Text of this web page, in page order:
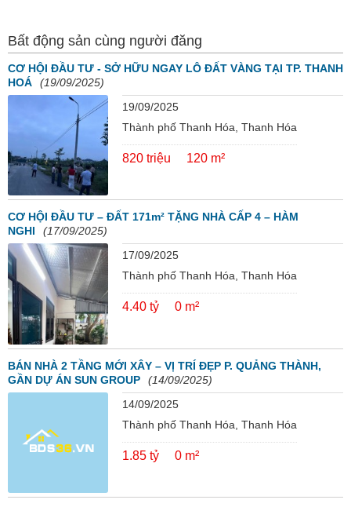
Bất động sản cùng người đăng
CƠ HỘI ĐẦU TƯ - SỞ HỮU NGAY LÔ ĐẤT VÀNG TẠI TP. THANH
HOÁ
(19/09/2025)
19/09/2025
Thành phố Thanh Hóa, Thanh Hóa
820 triệu 120 m²
CƠ HỘI ĐẦU TƯ – ĐẤT 171m² TẶNG NHÀ CẤP 4 – HÀM
NGHI
(17/09/2025)
17/09/2025
Thành phố Thanh Hóa, Thanh Hóa
4.40 tỷ 0 m²
BÁN NHÀ 2 TẦNG MỚI XÂY – VỊ TRÍ ĐẸP P. QUẢNG THÀNH,
GẦN DỰ ÁN SUN GROUP
(14/09/2025)
14/09/2025
Thành phố Thanh Hóa, Thanh Hóa
1.85 tỷ 0 m²